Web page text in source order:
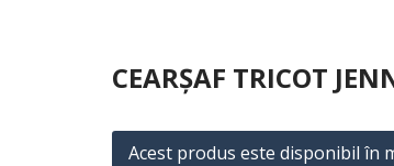
CEARȘAF TRICOT
Acest produs este disponibil în